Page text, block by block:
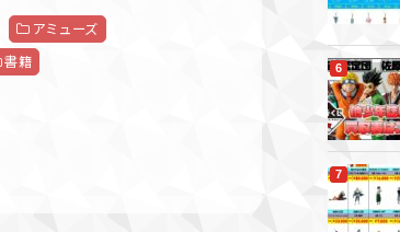
アミューズ
書籍